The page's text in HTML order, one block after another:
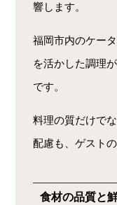
響します。
福岡市内のケー
を活かした調理
です。
料理の質だけで
配慮も、ゲスト
食材の品質と